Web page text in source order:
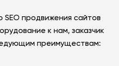
продвижения сайтов
к нам, заказчик
преимуществам: